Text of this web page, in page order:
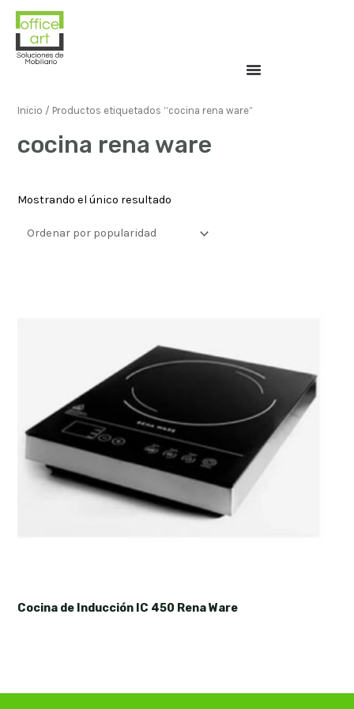
Inicio / Productos etiquetados “cocina rena ware”
cocina rena ware
Mostrando el único resultado
Cocina de Inducción IC 450 Rena Ware